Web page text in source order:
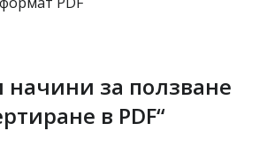
начини за ползване
в PDF“